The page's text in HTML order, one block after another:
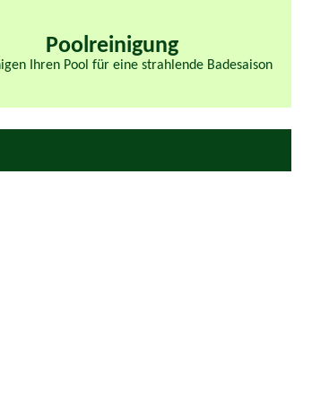
Poolreinigung
Ihren Pool für eine strahlende Badesaison